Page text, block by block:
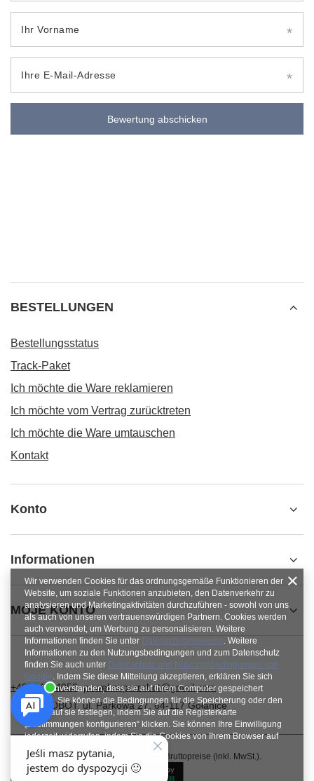
Ihr Vorname
Ihre E-Mail-Adresse
Bewertung abschicken
BESTELLUNGEN
Bestellungsstatus
Track-Paket
Ich möchte die Ware reklamieren
Ich möchte vom Vertrag zurücktreten
Ich möchte die Ware umtauschen
Kontakt
Konto
Informationen
MOJE KONTO
+48784454053 pawel.superrobot@gmail.com
SUPERROBOT,ul. Parkowa 27,64-117Gołanice
Im Shop präsentieren wir die Bruttopreise (inkl. MwSt.).
Wir verwenden Cookies für das ordnungsgemäße Funktionieren der
Website, um soziale Funktionen anzubieten, den Datenverkehr zu
analysieren und Marketingaktivitäten durchzuführen - sowohl von uns
als auch von unseren vertrauenswürdigen Partnern. Cookies werden
auch verwendet, um Werbung zu personalisieren. Weitere
Informationen finden Sie unter Datenschutzhinweise. Weitere
Informationen zu den Nutzungsbedingungen und zum Datenschutz
finden Sie auch unter Datenschutz und Nutzungsbedingungen von
Google. Indem Sie diese Mitteilung akzeptieren, erklären Sie sich
damit einverstanden, dass sie auf Ihrem Computer gespeichert
werden. Sie können die Bedingungen für die Speicherung oder den
Zugriff auf sie festlegen, indem Sie auf die Registerkarte
„Zustimmungen konfigurieren“ klicken. Sie können Ihre Einwilligung
jederzeit widerrufen, indem Sie die Cookies von Ihrem Browser auf
dem jeweiligen Endgerät löschen.
Schließen